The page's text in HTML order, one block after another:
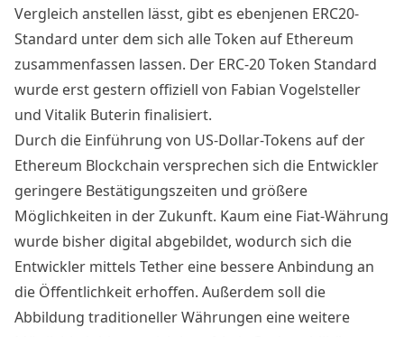
Vergleich anstellen lässt, gibt es ebenjenen ERC20-
Standard unter dem sich alle Token auf Ethereum
zusammenfassen lassen. Der ERC-20 Token Standard
wurde erst gestern offiziell von Fabian Vogelsteller
und Vitalik Buterin finalisiert.
Durch die Einführung von US-Dollar-Tokens auf der
Ethereum Blockchain versprechen sich die Entwickler
geringere Bestätigungszeiten und größere
Möglichkeiten in der Zukunft. Kaum eine Fiat-Währung
wurde bisher digital abgebildet, wodurch sich die
Entwickler mittels Tether eine bessere Anbindung an
die Öffentlichkeit erhoffen. Außerdem soll die
Abbildung traditioneller Währungen eine weitere